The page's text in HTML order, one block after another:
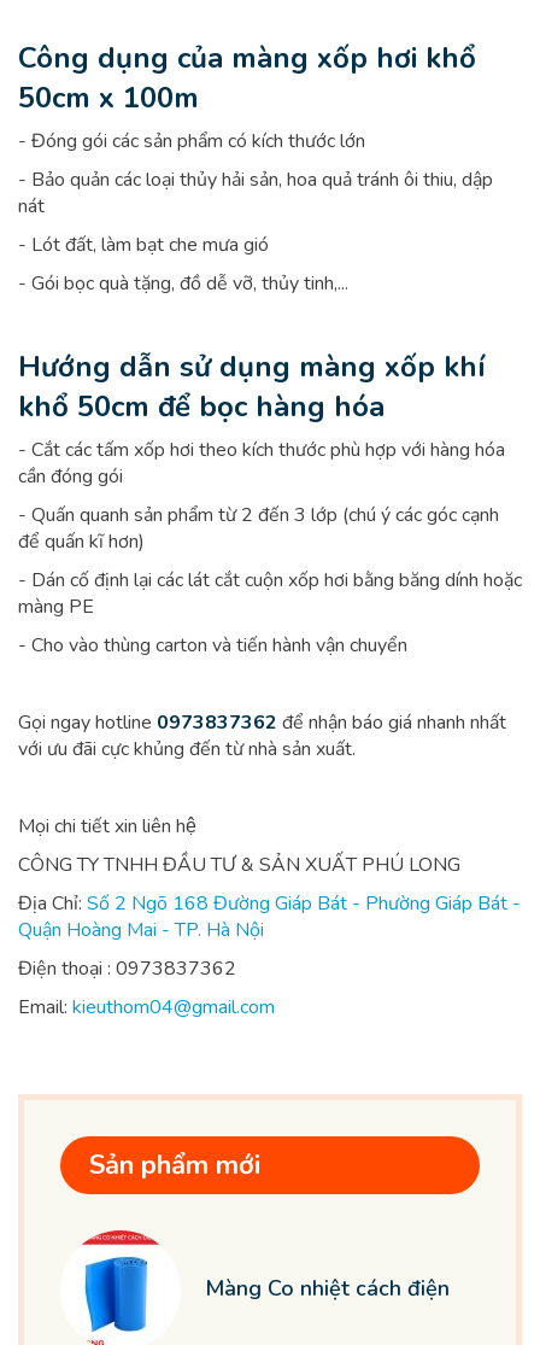
Công dụng của màng xốp hơi khổ
50cm x 100m
- Đóng gói các sản phẩm có kích thước lớn
- Bảo quản các loại thủy hải sản, hoa quả tránh ôi thiu, dập
nát
- Lót đất, làm bạt che mưa gió
- Gói bọc quà tặng, đồ dễ vỡ, thủy tinh,...
Hướng dẫn sử dụng màng xốp khí
khổ 50cm để bọc hàng hóa
- Cắt các tấm xốp hơi theo kích thước phù hợp với hàng hóa
cần đóng gói
- Quấn quanh sản phẩm từ 2 đến 3 lớp (chú ý các góc cạnh
để quấn kĩ hơn)
- Dán cố định lại các lát cắt cuộn xốp hơi bằng băng dính hoặc
màng PE
- Cho vào thùng carton và tiến hành vận chuyển
Gọi ngay hotline 0973837362 để nhận báo giá nhanh nhất
với ưu đãi cực khủng đến từ nhà sản xuất.
Mọi chi tiết xin liên hệ
CÔNG TY TNHH ĐẦU TƯ & SẢN XUẤT PHÚ LONG
Địa Chỉ: Số 2 Ngõ 168 Đường Giáp Bát - Phường Giáp Bát -
Quận Hoàng Mai - TP. Hà Nội
Điện thoại : 0973837362
Email: kieuthom04@gmail.com
Sản phẩm mới
Màng Co nhiệt cách điện